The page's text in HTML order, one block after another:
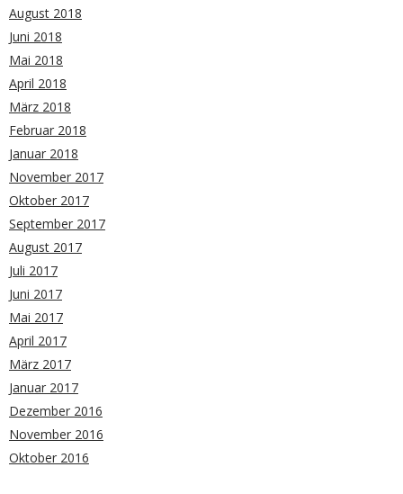
August 2018
Juni 2018
Mai 2018
April 2018
März 2018
Februar 2018
Januar 2018
November 2017
Oktober 2017
September 2017
August 2017
Juli 2017
Juni 2017
Mai 2017
April 2017
März 2017
Januar 2017
Dezember 2016
November 2016
Oktober 2016